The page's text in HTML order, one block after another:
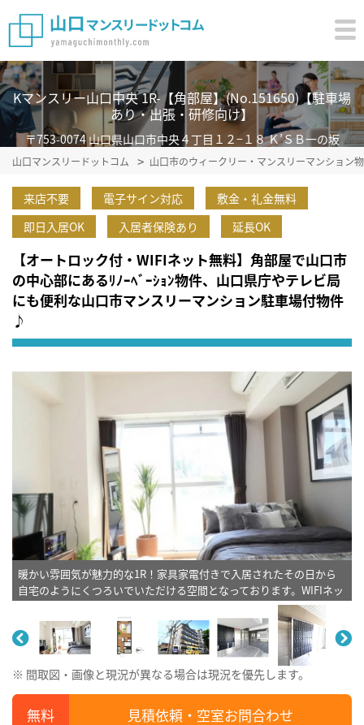
Kマンスリー山口中央 1R-【角部屋】(No.151650)【駐車場
あり・出張・研修向け】
〒753-0074 山口県山口市中央４丁目１２−１８ Ｋ’ＳＢ一の坂
山口マンスリードットコム 山口市のウィークリー・マンスリーマンション
来店不要 電子サイン対応
敷金・礼金無料
即日入居OK
入居者保険あり 延長OK
【オートロック付・WIFIネット無料】角部屋で山口市
の中心部にあるﾘﾉｰﾍﾞｰｼｮﾝ物件、山口県庁やテレビ局
にも便利な山口市マンスリーマンション駐車場付物件
♪
暖かい雰囲気が魅力的な1R！家具家電付きで入居されたその日から
自宅のようにくつろいでいただける空間となっております。WIFIネッ
ト無料♪※植木と額とクッションなどの装飾は写真用です。
※ 間取図・画像と現況が異なる場合は現況を優先します。
見積依頼・空室お問合わせ